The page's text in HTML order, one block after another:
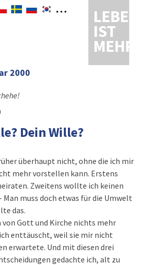
LEBEN
IST
MEHR
2000
Dein Wille?
überhaupt nicht, ohne die ich mir
mehr vorstellen kann. Erstens
Zweitens wollte ich keinen
Man muss doch etwas für die Umwelt
das.
Gott und Kirche nichts mehr
enttäuscht, weil sie mir nicht
erwartete. Und mit diesen drei
gedachte ich, alt zu